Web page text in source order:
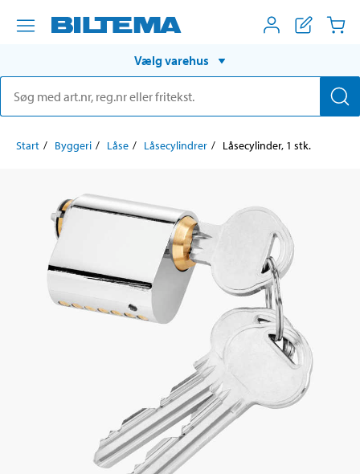
Vælg varehus
Start Byggeri Låse Låsecylindrer Låsecylinder, 1 stk.